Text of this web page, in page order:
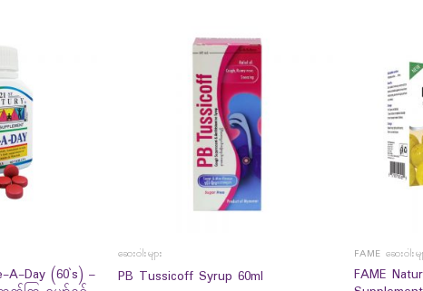
A-Day (60`s) –
ဆေးဝါးများ
PB Tussicoff Syrup 60ml
FAME ဆေးဝါးမျ
FAME